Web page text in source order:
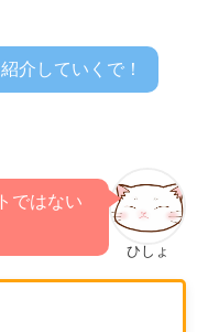
介していくで！
ひしょ
ではない